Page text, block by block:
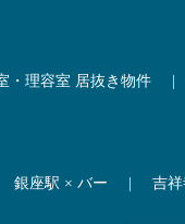
・理容室 居抜き物件
銀座駅 × バー 吉